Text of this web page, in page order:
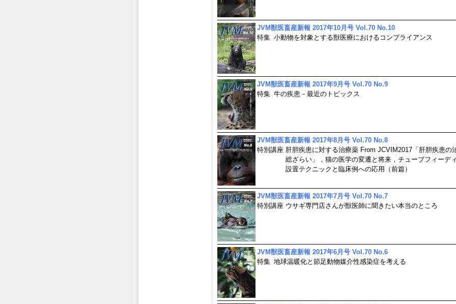
JVM獣医畜産新報 2017年10月号 Vol.70 No.10
特集 小動物を対象とする獣医療におけるコンプライアンス
JVM獣医畜産新報 2017年9月号 Vol.70 No.9
特集 牛の疾患－最近のトピックス
JVM獣医畜産新報 2017年8月号 Vol.70 No.8
特別講座 肝胆疾患に対する治療薬 From JCVIM2017「肝胆疾患の
総ざらい」，猫の医学の変遷と将来，チューブフィーデ
設置テクニックと臨床例への応用（前篇）
JVM獣医畜産新報 2017年7月号 Vol.70 No.7
特別講座 ウサギ専門店さんが獣医師に聞きたい本当のところ
JVM獣医畜産新報 2017年6月号 Vol.70 No.6
特集 地球温暖化と節足動物媒介性感染症を考える